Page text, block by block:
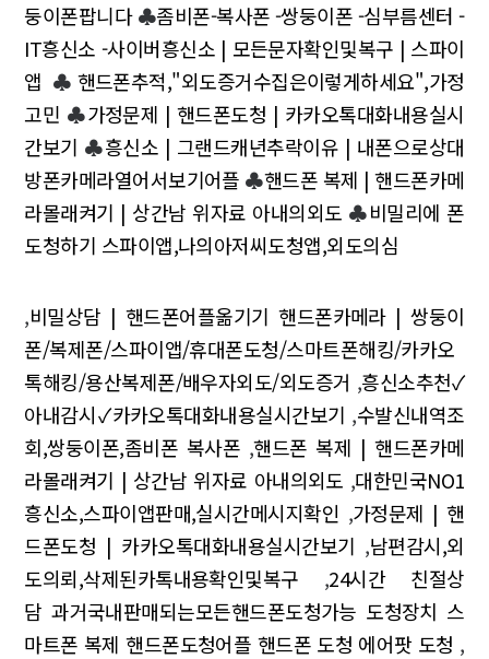
둥이폰팝니다♣좀비폰-복사폰 -쌍둥이폰 -심부름센터 -
IT흥신소 -사이버흥신소 | 모든문자확인및복구 | 스파이
앱 ♣ 핸드폰추적,"외도증거수집은이렇게하세요",가정
고민 ♣가정문제 | 핸드폰도청 | 카카오톡대화내용실시
간보기 ♣흥신소 | 그랜드캐년추락이유 | 내폰으로상대
방폰카메라열어서보기어플 ♣핸드폰 복제 | 핸드폰카메
라몰래켜기 | 상간남 위자료 아내의외도 ♣비밀리에 폰
도청하기 스파이앱,나의아저씨도청앱,외도의심
,비밀상담 | 핸드폰어플옮기기 핸드폰카메라 | 쌍둥이
폰/복제폰/스파이앱/휴대폰도청/스마트폰해킹/카카오
톡해킹/용산복제폰/배우자외도/외도증거 ,흥신소추천✓
아내감시✓카카오톡대화내용실시간보기 ,수발신내역조
회,쌍둥이폰,좀비폰 복사폰 ,핸드폰 복제 | 핸드폰카메
라몰래켜기 | 상간남 위자료 아내의외도 ,대한민국NO1
흥신소,스파이앱판매,실시간메시지확인 ,가정문제 | 핸
드폰도청 | 카카오톡대화내용실시간보기 ,남편감시,외
도의뢰,삭제된카톡내용확인및복구 ,24시간 친절상
담 과거국내판매되는모든핸드폰도청가능 도청장치 스
마트폰 복제 핸드폰도청어플 핸드폰 도청 에어팟 도청 ,